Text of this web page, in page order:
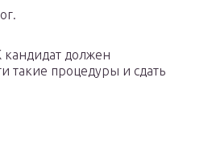
должен
такие процедуры и сдать